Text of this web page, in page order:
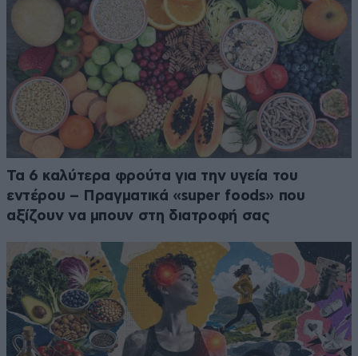
Τα 6 καλύτερα φρούτα για την υγεία του
εντέρου – Πραγματικά «super foods» που
αξίζουν να μπουν στη διατροφή σας